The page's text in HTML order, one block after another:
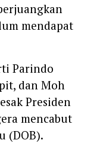
mendapat
Parindo
dan Moh
Presiden
mencabut
(DOB).